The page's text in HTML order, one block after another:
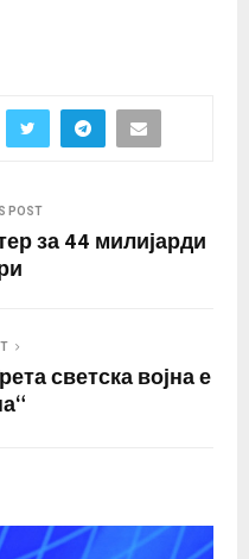
POST
за 44 милијарди
светска војна е